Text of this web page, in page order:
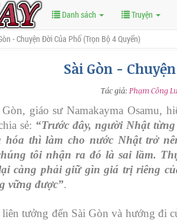
Danh sách Truyện
- Chuyện Đời Của Phố (Trọn Bộ 4 Quyển)
Sài Gòn -
Tác giả: Phạm Công
giáo sư Namakayma Osamu,
sẻ: “Trước đây, người Nhật
hóa thì làm cho nước Nhật trở
tôi nhận ra đó là sai lầm.
càng phải giữ gìn giá trị riêng
vững được”.
tưởng đến Sài Gòn và hướng đi